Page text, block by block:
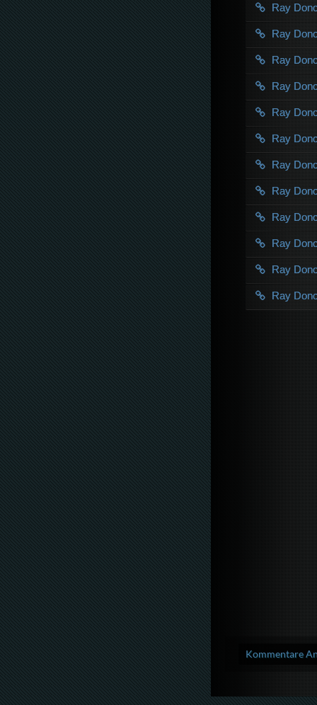
Ray
Ray
Ray
Ray
Ray
Ray
Ray
Ray
Ray
Ray
Ray
Ray
Kommentare